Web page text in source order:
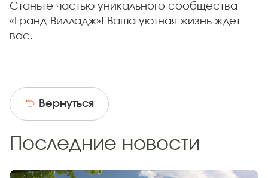
Станьте частью уникального сообщества
«Гранд Вилладж»! Ваша уютная жизнь ждет
вас.
Вернуться
Последние новости